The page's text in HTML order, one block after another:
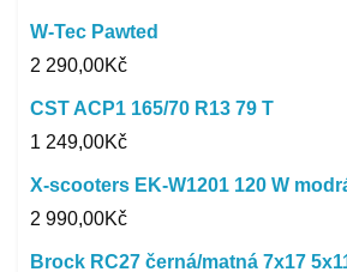
W-Tec Pawted
2 290,00Kč
CST ACP1 165/70 R13 79 T
1 249,00Kč
X-scooters EK-W1201 120 W
2 990,00Kč
Brock RC27 černá/matná 7x17